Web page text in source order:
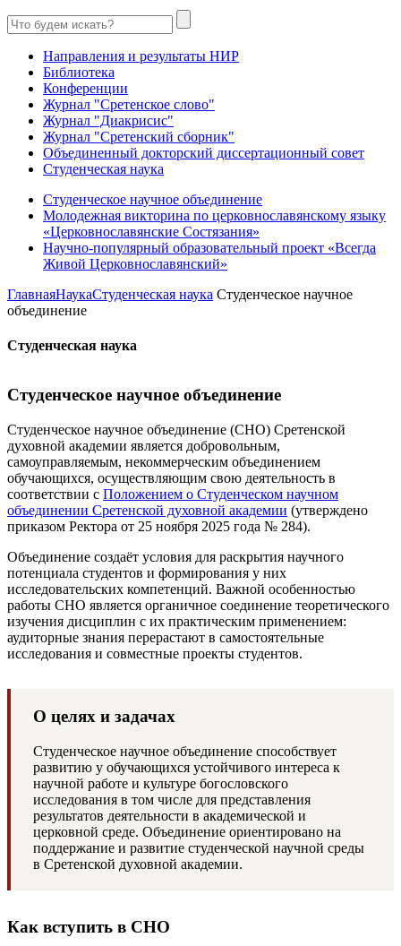
Направления и результаты НИР
Библиотека
Конференции
Журнал "Сретенское слово"
Журнал "Диакрисис"
Журнал "Сретенский сборник"
Объединенный докторский диссертационный совет
Студенческая наука
Студенческое научное объединение
Молодежная викторина по церковнославянскому языку
«Церковнославянские Состязания»
Научно-популярный образовательный проект «Всегда
Живой Церковнославянский»
ГлавнаяНаукаСтуденческая наука Студенческое научное
объединение
Студенческая наука
Студенческое научное объединение
Студенческое научное объединение (СНО) Сретенской
духовной академии является добровольным,
самоуправляемым, некоммерческим объединением
обучающихся, осуществляющим свою деятельность в
соответствии с Положением о Студенческом научном
объединении Сретенской духовной академии (утверждено
приказом Ректора от 25 ноября 2025 года № 284).
Объединение создаёт условия для раскрытия научного
потенциала студентов и формирования у них
исследовательских компетенций. Важной особенностью
работы СНО является органичное соединение теоретического
изучения дисциплин с их практическим применением:
аудиторные знания перерастают в самостоятельные
исследования и совместные проекты студентов.
О целях и задачах
Студенческое научное объединение способствует
развитию у обучающихся устойчивого интереса к
научной работе и культуре богословского
исследования в том числе для представления
результатов деятельности в академической и
церковной среде. Объединение ориентировано на
поддержание и развитие студенческой научной среды
в Сретенской духовной академии.
Как вступить в СНО